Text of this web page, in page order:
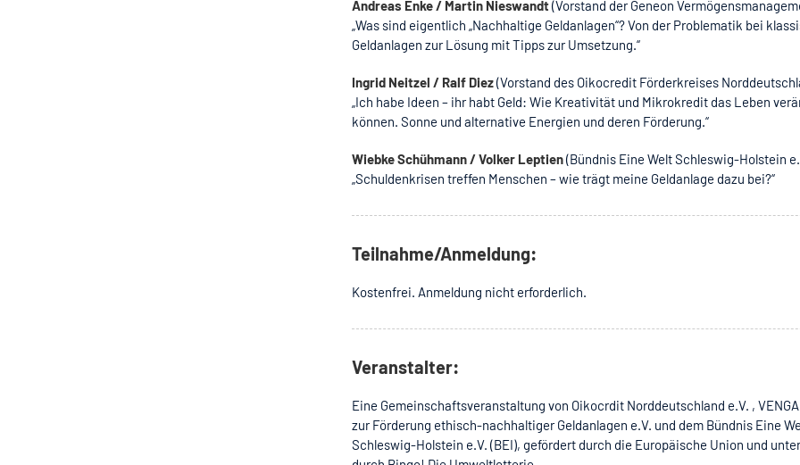
Andreas Enke / Martin Nieswandt(Vorstand der Geneon
„Was sind eigentlich „Nachhaltige Geldanlagen“? Von der Problematik bei
Geldanlagen zur Lösung mit Tipps zur Umsetzung.“
Ingrid Neitzel / Ralf Diez(Vorstand des Oikocredit Förderkreises
„Ich habe Ideen – ihr habt Geld: Wie Kreativität und Mikrokredit das Leben
können. Sonne und alternative Energien und deren Förderung.“
Wiebke Schühmann / Volker Leptien(Bündnis Eine Welt Schleswig-Holstein
„Schuldenkrisen treffen Menschen – wie trägt meine Geldanlage dazu bei?“
Teilnahme/Anmeldung:
Kostenfrei. Anmeldung nicht erforderlich.
Veranstalter:
Eine Gemeinschaftsveranstaltung von Oikocrdit Norddeutschland e.V. ,
zur Förderung ethisch-nachhaltiger Geldanlagen e.V. und dem Bündnis Eine
Schleswig-Holstein e.V. (BEI), gefördert durch die Europäische Union und